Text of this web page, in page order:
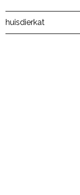
huisdierkat